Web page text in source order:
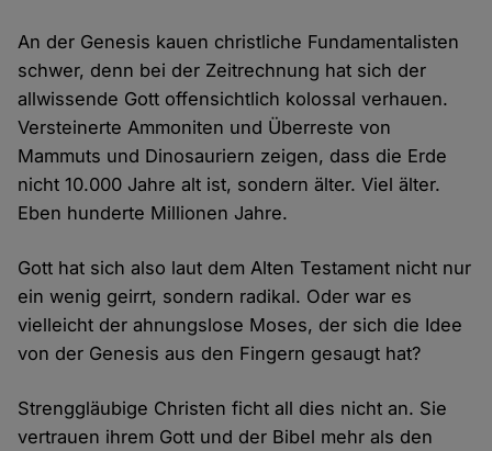
An der Genesis kauen christliche Fundamentalisten
schwer, denn bei der Zeitrechnung hat sich der
allwissende Gott offensichtlich kolossal verhauen.
Versteinerte Ammoniten und Überreste von
Mammuts und Dinosauriern zeigen, dass die Erde
nicht 10.000 Jahre alt ist, sondern älter. Viel älter.
Eben hunderte Millionen Jahre.
Gott hat sich also laut dem Alten Testament nicht nur
ein wenig geirrt, sondern radikal. Oder war es
vielleicht der ahnungslose Moses, der sich die Idee
von der Genesis aus den Fingern gesaugt hat?
Strenggläubige Christen ficht all dies nicht an. Sie
vertrauen ihrem Gott und der Bibel mehr als den